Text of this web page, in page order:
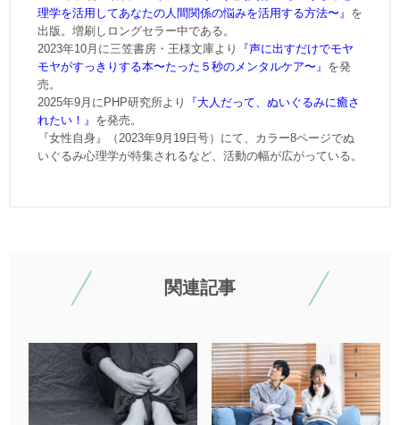
理学を活用してあなたの人間関係の悩みを活用する方法〜』 を
出版。増刷しロングセラー中である。
2023年10月に三笠書房・王様文庫より
『声に出すだけでモヤ
モヤがすっきりする本〜たった５秒のメンタルケア〜』 を発
売。
2025年9月にPHP研究所より
『大人だって、ぬいぐるみに癒さ
れたい！』 を発売。
『女性自身』（2023年9月19日号）にて、カラー8ページでぬ
いぐるみ心理学が特集されるなど、活動の幅が広がっている。
関連記事